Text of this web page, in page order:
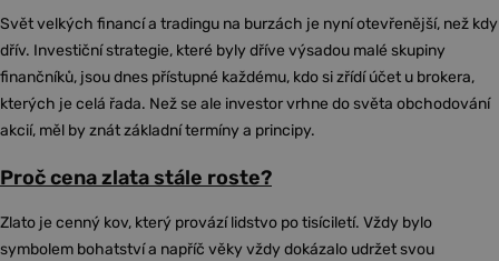
Svět velkých financí a tradingu na burzách je nyní otevřenější, než kdy
dřív. Investiční strategie, které byly dříve výsadou malé skupiny
finančníků, jsou dnes přístupné každému, kdo si zřídí účet u brokera,
kterých je celá řada. Než se ale investor vrhne do světa obchodování
akcií, měl by znát základní termíny a principy.
Proč cena zlata stále roste?
Zlato je cenný kov, který provází lidstvo po tisíciletí. Vždy bylo
symbolem bohatství a napříč věky vždy dokázalo udržet svou